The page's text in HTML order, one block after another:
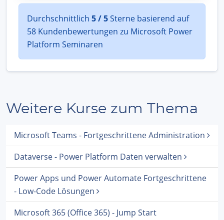
Durchschnittlich 5 / 5Sterne basierend auf
58 Kundenbewertungen zu Microsoft Power
Platform Seminaren
Weitere Kurse zum Thema
Microsoft Teams - Fortgeschrittene Administration
Dataverse - Power Platform Daten verwalten
Power Apps und Power Automate Fortgeschrittene
- Low-Code Lösungen
Microsoft 365 (Office 365) - Jump Start